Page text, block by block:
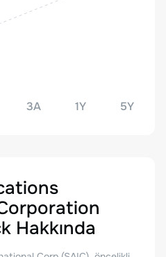
3A 1Y 5Y
Hakkında